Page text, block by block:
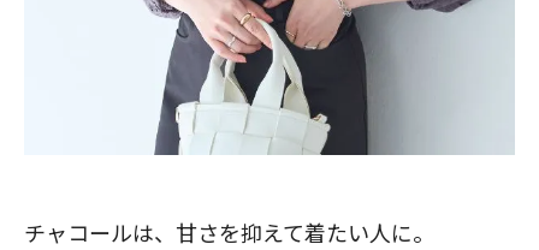
チャコールは、甘さを抑えて着たい人に。